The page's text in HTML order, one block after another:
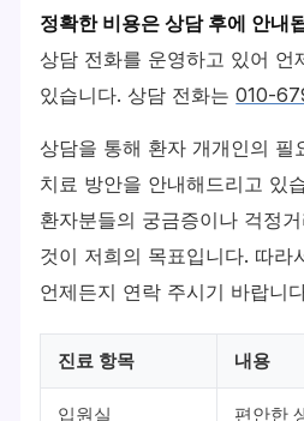
정확한 비용은 상담 후에 안내
상담 전화를 운영하고 있어 언
있습니다. 상담 전화는010-
상담을 통해 환자 개개인의 필
치료 방안을 안내해드리고 있
환자분들의 궁금증이나 걱정
것이 저희의 목표입니다. 따라
언제든지 연락 주시기 바랍니
진료 항목 내용
입원실 편안한